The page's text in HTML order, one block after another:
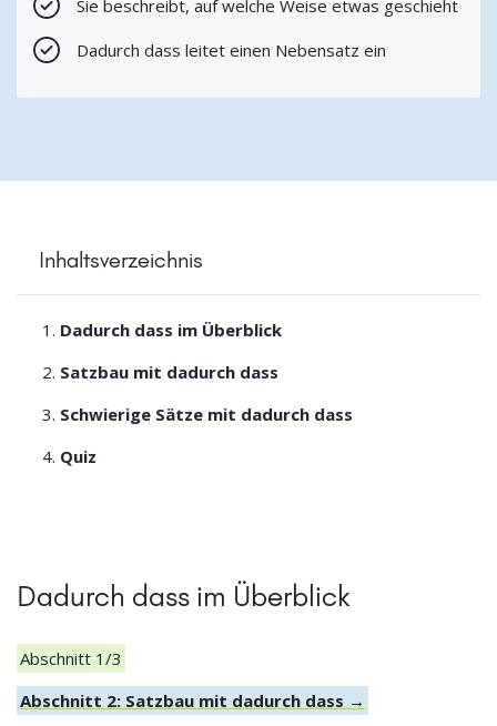
Sie beschreibt, auf welche Weise etwas geschieht
Dadurch dass leitet einen Nebensatz ein
Inhaltsverzeichnis
Dadurch dass im Überblick
Satzbau mit dadurch dass
Schwierige Sätze mit dadurch dass
Quiz
Dadurch dass im Überblick
Abschnitt 1/3
Abschnitt 2: Satzbau mit dadurch dass →